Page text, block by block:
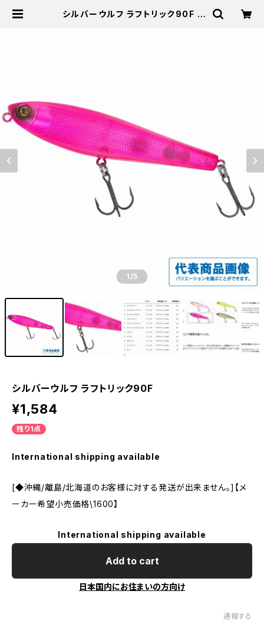
シルバーウルフ ラフトリック90F |
1/5
シルバーウルフ ラフトリック90F
¥1,584
残り1点
International shipping available
[◆沖縄/離島/北海道のお客様に対する発送が出来ません。]【メ
ーカー希望小売価格\1600】
International shipping available
Add to cart
日本国内にお住まいの方向け
通報する